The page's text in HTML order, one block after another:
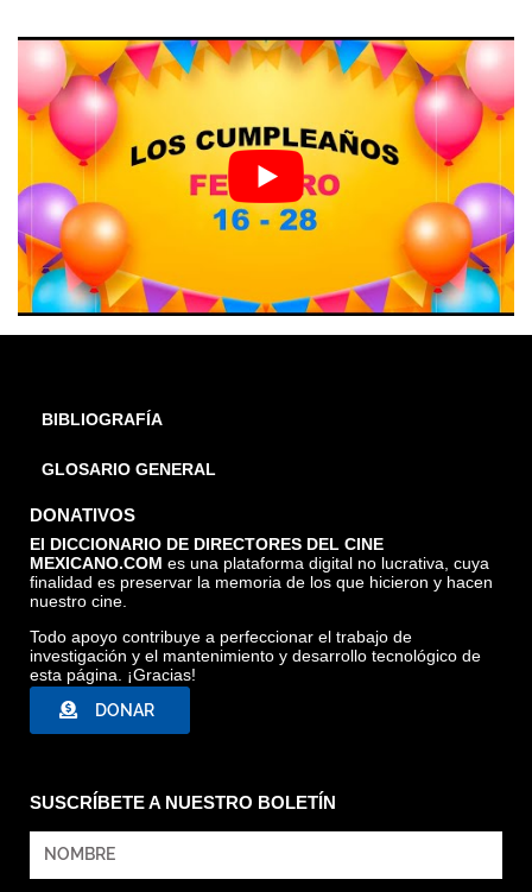
BIBLIOGRAFÍA
GLOSARIO GENERAL
DONATIVOS
El DICCIONARIO DE DIRECTORES DEL CINE
MEXICANO.COM es una plataforma digital no lucrativa, cuya
finalidad es preservar la memoria de los que hicieron y hacen
nuestro cine.
Todo apoyo contribuye a perfeccionar el trabajo de
investigación y el mantenimiento y desarrollo tecnológico de
esta página. ¡Gracias!
DONAR
SUSCRÍBETE A NUESTRO BOLETÍN